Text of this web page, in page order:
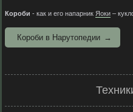
Короби - как и его напарник Яоки –
Короби в Нарутопедии